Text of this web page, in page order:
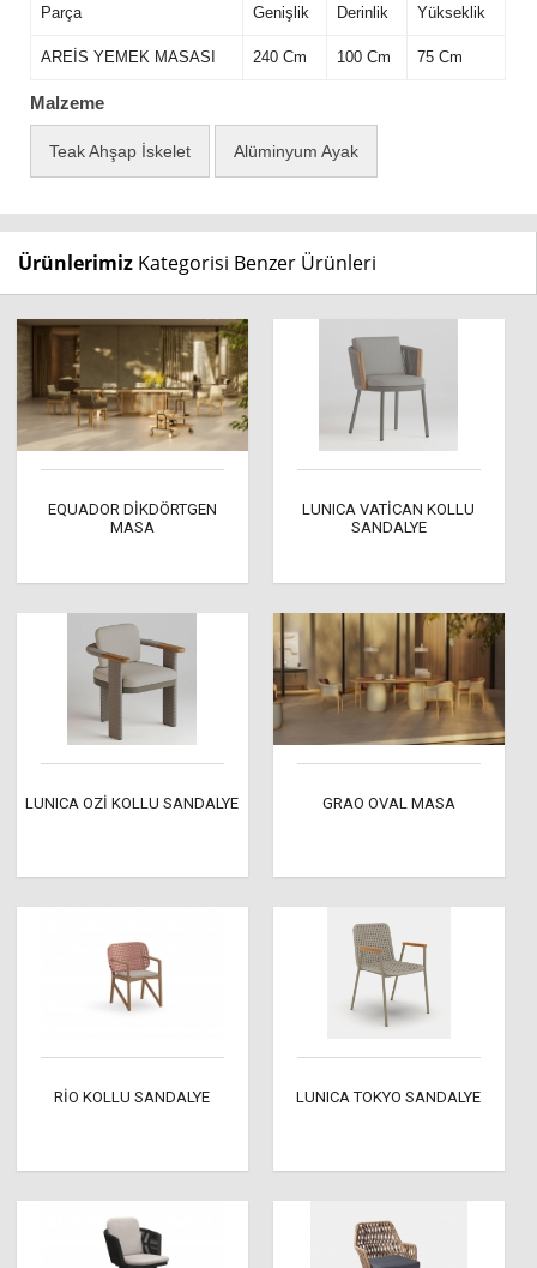
Parça Genişlik Derinlik Yükseklik
AREİS YEMEK MASASI 240 Cm 100 Cm 75 Cm
Malzeme
Teak Ahşap İskelet Alüminyum Ayak
Ürünlerimiz Kategorisi Benzer Ürünleri
EQUADOR DİKDÖRTGEN
MASA
LUNICA VATİCAN KOLLU
SANDALYE
LUNICA OZİ KOLLU SANDALYE GRAO OVAL MASA
RİO KOLLU SANDALYE LUNICA TOKYO SANDALYE